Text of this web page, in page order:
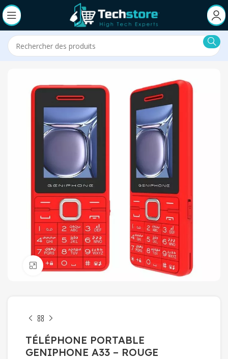
Click to enlarge
TÉLÉPHONE PORTABLE
GENIPHONE A33 – ROUGE